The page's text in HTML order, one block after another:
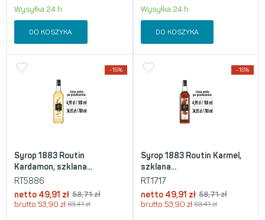
Wysyłka 24 h
DO KOSZYKA
Wysyłka 24 h
DO KOSZYKA
-15%
Syrop 1883 Routin
Kardamon, szklana...
RT5886
netto 49,91 zł 58,71zł
brutto 53,90 zł 63,41zł
-15%
Syrop 1883 Routin Karmel,
szklana...
RT1717
netto 49,91 zł 58,71zł
brutto 53,90 zł 63,41zł